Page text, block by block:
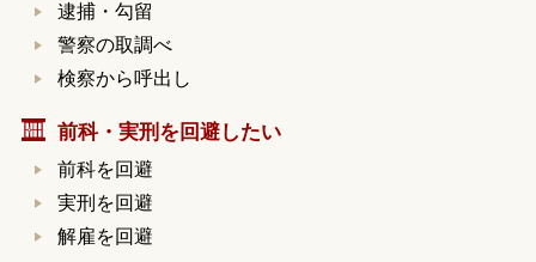
逮捕・勾留
警察の取調べ
検察から呼出し
前科・実刑を回避したい
前科を回避
実刑を回避
解雇を回避